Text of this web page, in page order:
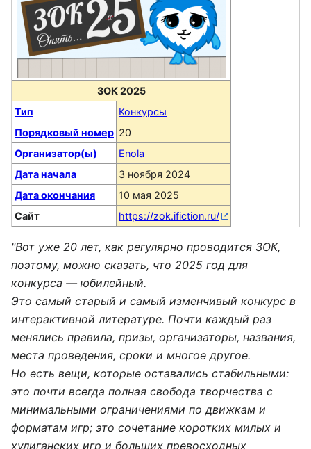
ЗОК 2025
Тип
Конкурсы
Порядковый номер 20
Организатор(ы)
Enola
Дата начала
3 ноября 2024
Дата окончания
10 мая 2025
Сайт
https://zok.ifiction.ru/
"Вот уже 20 лет, как регулярно проводится ЗОК,
поэтому, можно сказать, что 2025 год для
конкурса — юбилейный.
Это самый старый и самый изменчивый конкурс в
интерактивной литературе. Почти каждый раз
менялись правила, призы, организаторы, названия,
места проведения, сроки и многое другое.
Но есть вещи, которые оставались стабильными:
это почти всегда полная свобода творчества с
минимальными ограничениями по движкам и
форматам игр; это сочетание коротких милых и
хулиганских игр и больших превосходных